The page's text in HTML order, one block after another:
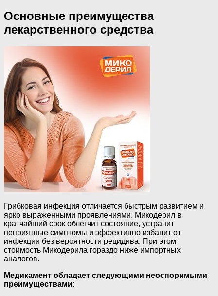
Основные преимущества
лекарственного средства
Грибковая инфекция отличается быстрым развитием и
ярко выраженными проявлениями. Микодерил в
кратчайший срок облегчит состояние, устранит
неприятные симптомы и эффективно избавит от
инфекции без вероятности рецидива. При этом
стоимость Микодерила гораздо ниже импортных
аналогов.
Медикамент обладает следующими неоспоримыми
преимуществами: